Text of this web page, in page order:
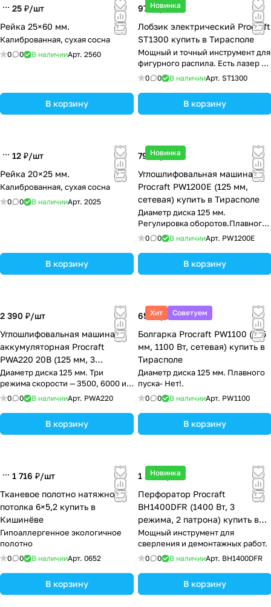
25 ₽/шт
Рейка 25×60 мм.
Калиброванная, сухая сосна
0 0 В наличииАрт. 2560
В корзину
Новинка
975 ₽/шт
Лобзик электрический Procraft
ST1300 купить в Тирасполе
Мощный и точный инструмент для
фигурного распила. Есть лазер и
подсветка
0 0 В наличииАрт. ST1300
В корзину
12 ₽/шт
Рейка 20×25 мм.
Калиброванная, сухая сосна
0 0 В наличииАрт. 2025
В корзину
Новинка
799 ₽/шт
Углошлифовальная машина
Procraft PW1200E (125 мм,
сетевая) купить в Тирасполе
Диаметр диска 125 мм.
Регулировка оборотов.Плавного
пуска- Нет!.
0 0 В наличииАрт. PW1200E
В корзину
2 390 ₽/шт
Углошлифовальная машина
аккумуляторная Procraft
PWA220 20В (125 мм, 3
скорости, бесщёточная) купить
в Тирасполе
Диаметр диска 125 мм. Три
режима скорости — 3500, 6000 и
8000 об/мин
0 0 В наличииАрт. PWA220
В корзину
Хит Советуем
650 ₽/ шт
Болгарка Procraft PW1100 (125
мм, 1100 Вт, сетевая) купить в
Тирасполе
Диаметр диска 125 мм. Плавного
пуска- Нет!.
0 0 В наличииАрт. PW1100
В корзину
1 716 ₽/шт
Тканевое полотно натяжного
потолка 6×5,2 купить в
Кишинёве
Гипоаллергенное экологичное
полотно
0 0 В наличииАрт. 0652
В корзину
Новинка
1 354 ₽/шт
Перфоратор Procraft
BH1400DFR (1400 Вт, 3
режима, 2 патрона) купить в
Тирасполе
Мощный инструмент для
сверления и демонтажных работ.
0 0 В наличииАрт. BH1400DFR
В корзину